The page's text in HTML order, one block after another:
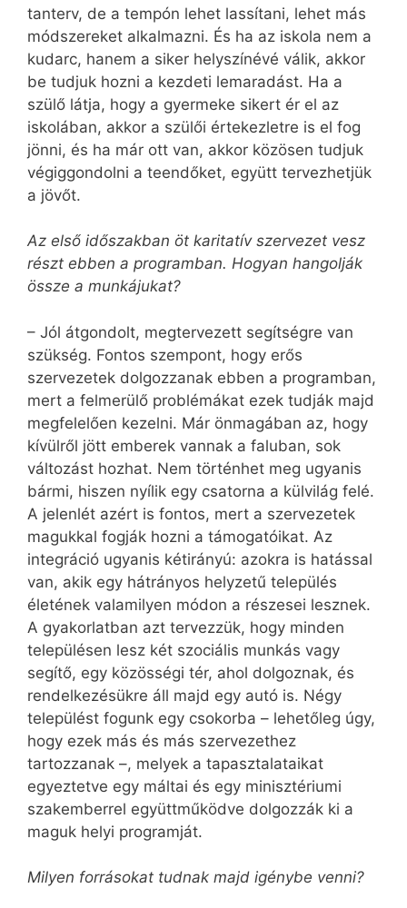
tanterv, de a tempón lehet lassítani, lehet más
módszereket alkalmazni. És ha az iskola nem a
kudarc, hanem a siker helyszínévé válik, akkor
be tudjuk hozni a kezdeti lemaradást. Ha a
szülő látja, hogy a gyermeke sikert ér el az
iskolában, akkor a szülői értekezletre is el fog
jönni, és ha már ott van, akkor közösen tudjuk
végiggondolni a teendőket, együtt tervezhetjük
a jövőt.
Az első időszakban öt karitatív szervezet vesz
részt ebben a programban. Hogyan hangolják
össze a munkájukat?
– Jól átgondolt, megtervezett segítségre van
szükség. Fontos szempont, hogy erős
szervezetek dolgozzanak ebben a programban,
mert a felmerülő problémákat ezek tudják majd
megfelelően kezelni. Már önmagában az, hogy
kívülről jött emberek vannak a faluban, sok
változást hozhat. Nem történhet meg ugyanis
bármi, hiszen nyílik egy csatorna a külvilág felé.
A jelenlét azért is fontos, mert a szervezetek
magukkal fogják hozni a támogatóikat. Az
integráció ugyanis kétirányú: azokra is hatással
van, akik egy hátrányos helyzetű település
életének valamilyen módon a részesei lesznek.
A gyakorlatban azt tervezzük, hogy minden
településen lesz két szociális munkás vagy
segítő, egy közösségi tér, ahol dolgoznak, és
rendelkezésükre áll majd egy autó is. Négy
települést fogunk egy csokorba – lehetőleg úgy,
hogy ezek más és más szervezethez
tartozzanak –, melyek a tapasztalataikat
egyeztetve egy máltai és egy minisztériumi
szakemberrel együttműködve dolgozzák ki a
maguk helyi programját.
Milyen forrásokat tudnak majd igénybe venni?